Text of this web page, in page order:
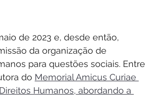
de 2023 e, desde então,
da organização de
para questões sociais. Entre
do Memorial Amicus Curiae
Humanos, abordando a